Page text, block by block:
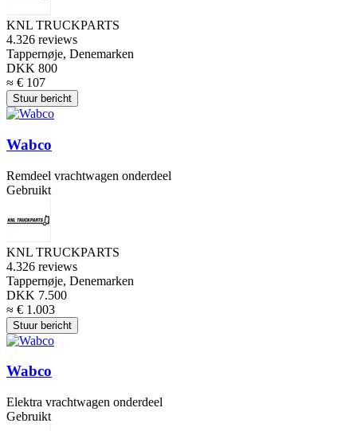
KNL TRUCKPARTS
4.326 reviews
Tappernøje, Denemarken
DKK 800
≈ € 107
Stuur bericht
Wabco
Remdeel vrachtwagen onderdeel
Gebruikt
KNL TRUCKPARTS
4.326 reviews
Tappernøje, Denemarken
DKK 7.500
≈ € 1.003
Stuur bericht
Wabco
Elektra vrachtwagen onderdeel
Gebruikt